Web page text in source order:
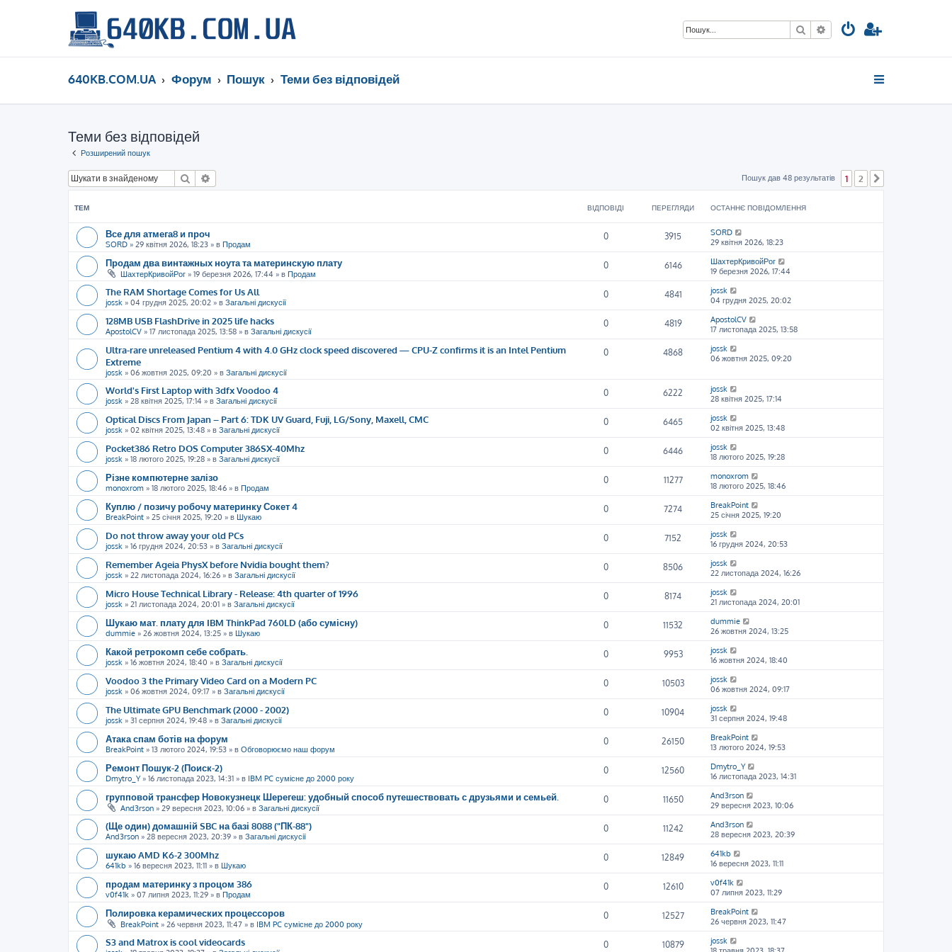
ПошукРозширений пошук
640KB.COM.UA Форум Пошук Теми без відповідей
Теми без відповідей
Розширений пошук
Пошук Пошук дав 48 результатів 1 2
ТЕМ ВІДПОВІДІ ПЕРЕГЛЯДИ ОСТАННЄ ПОВІДОМЛЕННЯ
Все для атмега8 и проч
SORD » 29 квітня 2026, 18:23 » в Продам
0 3915
SORD
29 квітня 2026, 18:23
Продам два винтажных ноута та материнскую плату
ШахтерКривойРог » 19 березня 2026, 17:44 » в Продам
0 6146
ШахтерКривойРог
19 березня 2026, 17:44
The RAM Shortage Comes for Us All
jossk » 04 грудня 2025, 20:02 » в Загальні дискусії
0 4841
jossk
04 грудня 2025, 20:02
128MB USB FlashDrive in 2025 life hacks
ApostolCV » 17 листопада 2025, 13:58 » в Загальні дискусії
0 4819
ApostolCV
17 листопада 2025, 13:58
Ultra-rare unreleased Pentium 4 with 4.0 GHz clock speed discovered — CPU-Z confirms it is an Intel Pentium
Extreme
jossk » 06 жовтня 2025, 09:20 » в Загальні дискусії
0 4868
jossk
06 жовтня 2025, 09:20
World's First Laptop with 3dfx Voodoo 4
jossk » 28 квітня 2025, 17:14 » в Загальні дискусії
0 6222
jossk
28 квітня 2025, 17:14
Optical Discs From Japan – Part 6: TDK UV Guard, Fuji, LG/Sony, Maxell, CMC
jossk » 02 квітня 2025, 13:48 » в Загальні дискусії
0 6465
jossk
02 квітня 2025, 13:48
Pocket386 Retro DOS Computer 386SX-40Mhz
jossk » 18 лютого 2025, 19:28 » в Загальні дискусії
0 6446
jossk
18 лютого 2025, 19:28
Різне компютерне залізо
monoxrom » 18 лютого 2025, 18:46 » в Продам
0 11277
monoxrom
18 лютого 2025, 18:46
Куплю / позичу робочу материнку Сокет 4
BreakPoint » 25 січня 2025, 19:20 » в Шукаю
0 7274
BreakPoint
25 січня 2025, 19:20
Do not throw away your old PCs
jossk » 16 грудня 2024, 20:53 » в Загальні дискусії
0 7152
jossk
16 грудня 2024, 20:53
Remember Ageia PhysX before Nvidia bought them?
jossk » 22 листопада 2024, 16:26 » в Загальні дискусії
0 8506
jossk
22 листопада 2024, 16:26
Micro House Technical Library - Release: 4th quarter of 1996
jossk » 21 листопада 2024, 20:01 » в Загальні дискусії
0 8174
jossk
21 листопада 2024, 20:01
Шукаю мат. плату для IBM ThinkPad 760LD (або сумісну)
dummie » 26 жовтня 2024, 13:25 » в Шукаю
0 11532
dummie
26 жовтня 2024, 13:25
Какой ретрокомп себе собрать.
jossk » 16 жовтня 2024, 18:40 » в Загальні дискусії
0 9953
jossk
16 жовтня 2024, 18:40
Voodoo 3 the Primary Video Card on a Modern PC
jossk » 06 жовтня 2024, 09:17 » в Загальні дискусії
0 10503
jossk
06 жовтня 2024, 09:17
The Ultimate GPU Benchmark (2000 - 2002)
jossk » 31 серпня 2024, 19:48 » в Загальні дискусії
0 10904
jossk
31 серпня 2024, 19:48
Атака спам ботів на форум
BreakPoint » 13 лютого 2024, 19:53 » в Обговорюємо наш форум
0 26150
BreakPoint
13 лютого 2024, 19:53
Ремонт Пошук-2 (Поиск-2)
Dmytro_Y» 16 листопада 2023, 14:31 » в IBM PC сумісне до 2000 року
0 12560
Dmytro_Y
16 листопада 2023, 14:31
групповой трансфер Новокузнецк Шерегеш: удобный способ путешествовать с друзьями и семьей.
And3rson » 29 вересня 2023, 10:06 » в Загальні дискусії
0 11650
And3rson
29 вересня 2023, 10:06
(Ще один) домашній SBC на базі 8088 ("ПК-88")
And3rson » 28 вересня 2023, 20:39 » в Загальні дискусії
0 11242
And3rson
28 вересня 2023, 20:39
шукаю AMD K6-2 300Mhz
641kb » 16 вересня 2023, 11:11 » в Шукаю
0 12849
641kb
16 вересня 2023, 11:11
продам материнку з процом 386
v0f41k » 07 липня 2023, 11:29 » в Продам
0 12610
v0f41k
07 липня 2023, 11:29
Полировка керамических процессоров
BreakPoint » 26 червня 2023, 11:47 » в IBM PC сумісне до 2000 року
0 12527
BreakPoint
26 червня 2023, 11:47
S3 and Matrox is cool videocards 0 10879
jossk